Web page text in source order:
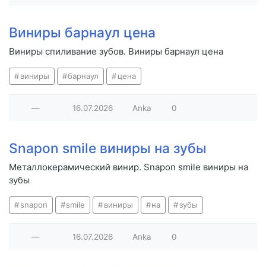
Виниры барнаул цена
Виниры спиливание зубов. Виниры барнаул цена
виниры барнаул цена
— 16.07.2026 Anka 0
Snapon smile виниры на зубы
Металлокерамический винир. Snapon smile виниры на
зубы
snapon smile виниры на зубы
— 16.07.2026 Anka 0